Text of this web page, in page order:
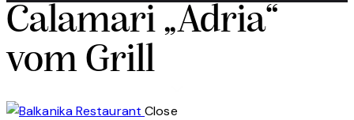
Calamari „Adria“
vom Grill
Close